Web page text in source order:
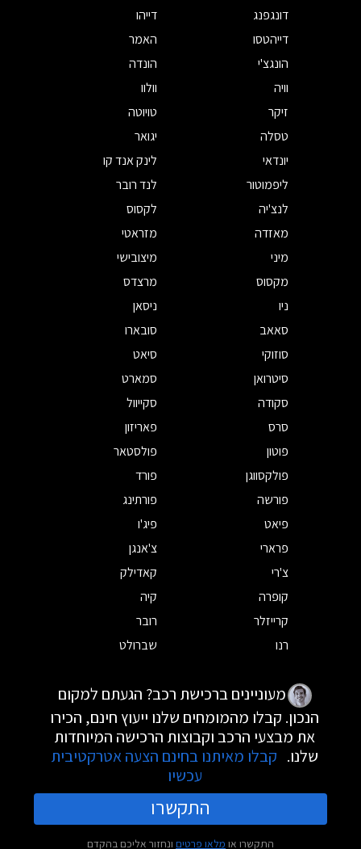
דונגפנג
דייהו
דייהטסו
האמר
הונגצ'י
הונדה
וויה
וולוו
זיקר
טויוטה
טסלה
יגואר
יונדאי
לינק אנד קו
ליפמוטור
לנד רובר
לנצ'יה
לקסוס
מאזדה
מזראטי
מיני
מיצובישי
מקסוס
מרצדס
ניו
ניסאן
סאאב
סובארו
סוזוקי
סיאט
סיטרואן
סמארט
סקודה
סקייוול
סרס
פאריזון
פוטון
פולסטאר
פולקסווגן
פורד
פורשה
פורתינג
פיאט
פיג'ו
פרארי
צ'אנגן
צ'רי
קאדילק
קופרה
קיה
קרייזלר
רובר
רנו
שברולט
מעוניינים ברכישת רכב? הגעתם למקום
הנכון. קבלו מהמומחים שלנו ייעוץ חינם, הכירו
את מבצעי הרכב וקבוצות הרכישה המיוחדות
שלנו. קבלו מאיתנו בחינם הצעה אטרקטיבית
עכשיו
התקשרו
התקשרו או מלאו פרטים ונחזור אליכם בהקדם